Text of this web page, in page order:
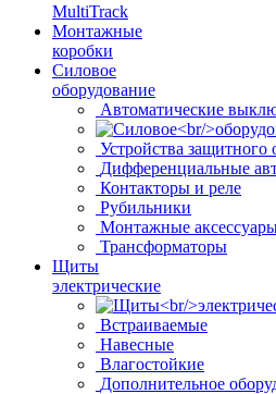
MultiTrack
Монтажные
коробки
Силовое
оборудование
Автоматические
Устройства
Дифференциальные
Контакторы и реле
Рубильники
Монтажные
Трансформаторы
Щиты
электрические
Встраиваемые
Навесные
Влагостойкие
Дополнительное